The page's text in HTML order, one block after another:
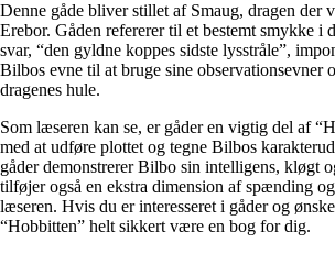
Denne gåde bliver stillet af Smaug, dragen der
Erebor. Gåden refererer til et bestemt smykke i
svar, “den gyldne koppes sidste lysstråle”,
Bilbos evne til at bruge sine observationsevner
dragenes hule.
Som læseren kan se, er gåder en vigtig del af
med at udføre plottet og tegne Bilbos
gåder demonstrerer Bilbo sin intelligens, kløgt
tilføjer også en ekstra dimension af spænding
læseren. Hvis du er interesseret i gåder og
“Hobbitten” helt sikkert være en bog for dig.